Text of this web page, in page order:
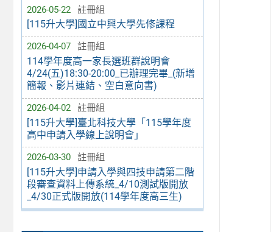
2026-05-22 註冊組
[115升大學]國立中興大學先修課程
2026-04-07 註冊組
114學年度高一家長選班群說明會
4/24(五)18:30-20:00_已辦理完畢_(新增
簡報、影片連結、空白意向書)
2026-04-02 註冊組
[115升大學]臺北科技大學「115學年度
高中申請入學線上說明會」
2026-03-30 註冊組
[115升大學]申請入學與四技申請第二階
段審查資料上傳系統_4/10測試版開放
_4/30正式版開放(114學年度高三生)